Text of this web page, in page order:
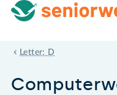
Letter: D
DivX